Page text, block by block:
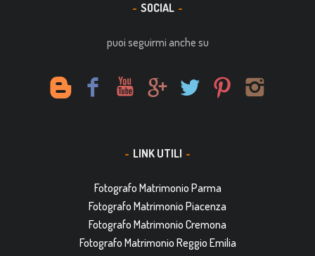
SOCIAL
puoi seguirmi anche su
LINK UTILI
Fotografo Matrimonio Parma
Fotografo Matrimonio Piacenza
Fotografo Matrimonio Cremona
Fotografo Matrimonio Reggio Emilia